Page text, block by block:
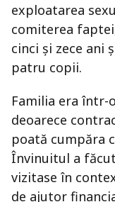
exploatarea
comiterea
cinci și zece ani
patru copii.
Familia era într-
deoarece
poată cumpăra
Învinuitul a
vizitase în
de ajutor